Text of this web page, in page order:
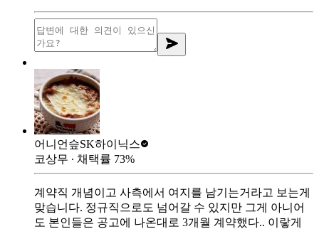
어니언슾SK하이닉스
코상무 ∙ 채택률 73%
계약직 개념이고 사측에서 여지를 남기는거라고 보는게
맞습니다. 정규직으로도 넘어갈 수 있지만 그게 아니어
도 본인들은 공고에 나온대로 3개월 계약했다.. 이랗게